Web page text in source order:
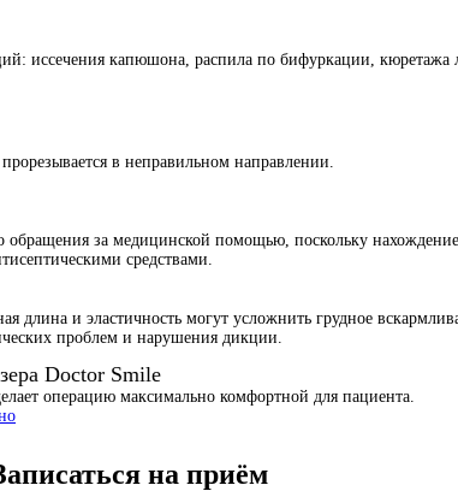
иссечения капюшона, распила по бифуркации,
в неправильном направлении.
обращения за медицинской помощью, поскольку
средствами.
длина и эластичность могут усложнить грудное
проблем и нарушения дикции.
Doctor Smile
операцию максимально комфортной для пациента.
на приём